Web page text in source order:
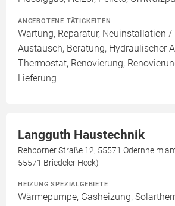
ANGEBOTENE TÄTIGKEITEN
Wartung, Reparatur, Neuinstallation /
Austausch, Beratung, Hydraulischer
Thermostat, Renovierung,
Lieferung
Langguth Haustechnik
Rehborner Straße 12, 55571 Odernheim
55571 Briedeler Heck)
HEIZUNG SPEZIALGEBIETE
Wärmepumpe, Gasheizung,